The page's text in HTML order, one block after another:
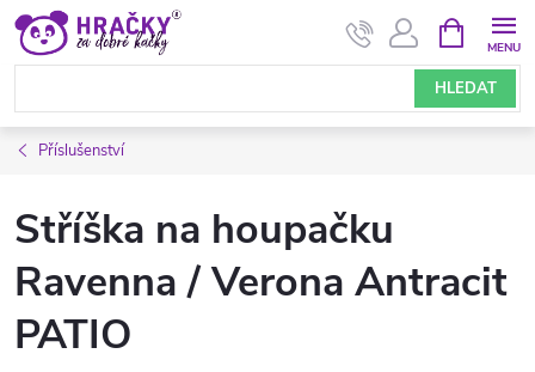
Přejít
obsah
HLEDAT
NÁKUPNÍ
KOŠÍK
Příslušenství
Stříška na houpačku
Ravenna / Verona Antracit
PATIO